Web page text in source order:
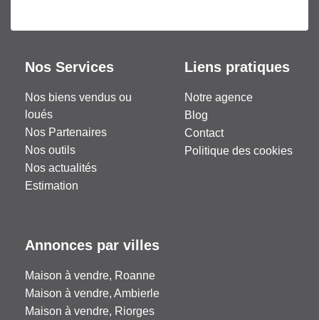
Nos Services
Nos biens vendus ou
loués
Nos Partenaires
Nos outils
Nos actualités
Estimation
Liens pratiques
Notre agence
Blog
Contact
Politique des cookies
Annonces par villes
Maison à vendre, Roanne
Maison à vendre, Ambierle
Maison à vendre, Riorges